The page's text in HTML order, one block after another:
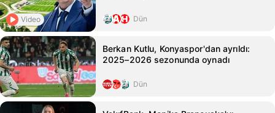
Video Dün
Berkan Kutlu, Konyaspor'dan ayrıldı:
2025–2026 sezonunda oynadı
Dün